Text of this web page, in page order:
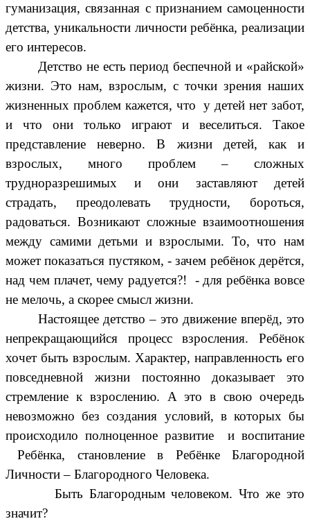
гуманизация, связанная с признанием самоценности
детства, уникальности личности ребёнка, реализации
его интересов.
Детство не есть период беспечной и «райской»
жизни. Это нам, взрослым, с точки зрения наших
жизненных проблем кажется, что у детей нет забот,
и что они только играют и веселиться. Такое
представление неверно. В жизни детей, как и
взрослых, много проблем – сложных
трудноразрешимых и они заставляют детей
страдать, преодолевать трудности, бороться,
радоваться. Возникают сложные взаимоотношения
между самими детьми и взрослыми. То, что нам
может показаться пустяком, - зачем ребёнок дерётся,
над чем плачет, чему радуется?! - для ребёнка вовсе
не мелочь, а скорее смысл жизни.
Настоящее детство – это движение вперёд, это
непрекращающийся процесс взросления. Ребёнок
хочет быть взрослым. Характер, направленность его
повседневной жизни постоянно доказывает это
стремление к взрослению. А это в свою очередь
невозможно без создания условий, в которых бы
происходило полноценное развитие и воспитание
Ребёнка, становление в Ребёнке Благородной
Личности – Благородного Человека.
Быть Благородным человеком. Что же это
значит?